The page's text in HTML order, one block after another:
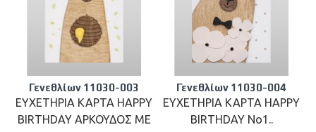
Γενεθλίων 11030-003
ΕΥΧΕΤΗΡΙΑ ΚΑΡΤΑ HAPPY
BIRTHDAY ΑΡΚΟΥΔΟΣ ΜΕ
Γενεθλίων 11030-004
ΕΥΧΕΤΗΡΙΑ ΚΑΡΤΑ HAPPY
BIRTHDAY No1..